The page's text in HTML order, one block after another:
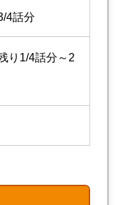
4話分
り1/4話分～2